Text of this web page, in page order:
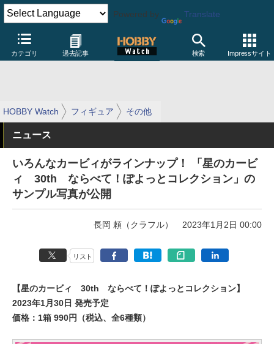
Powered by Translate
カテゴリ 過去記事 検索 Impressサイト
HOBBY Watch フィギュア その他
ニュース
いろんなカービィがラインナップ！ 「星のカービ
ィ 30th ならべて！ぽよっとコレクション」の
サンプル写真が公開
長岡 頼（クラフル） 2023年1月2日 00:00
リスト
【星のカービィ 30th ならべて！ぽよっとコレクション】
2023年1月30日 発売予定
価格：1箱 990円（税込、全6種類）